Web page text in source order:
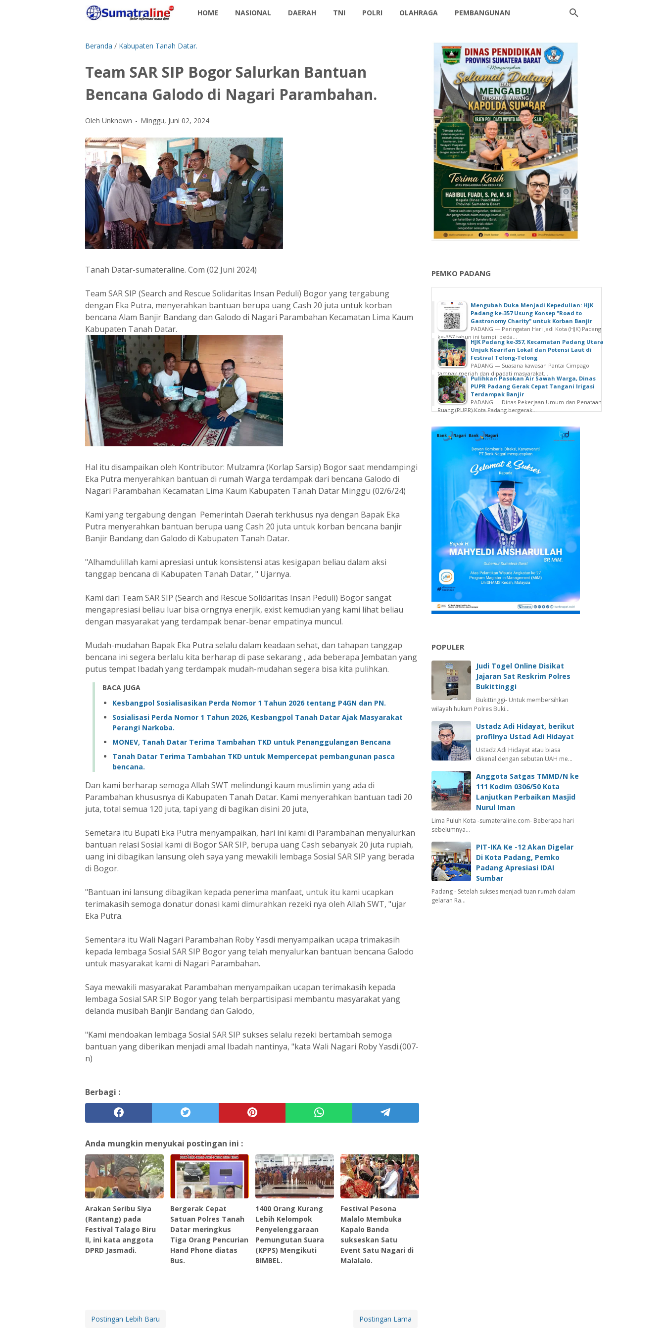
HOME NASIONAL DAERAH TNI POLRI OLAHRAGA PEMBANGUNAN
Beranda / Kabupaten Tanah Datar.
Team SAR SIP Bogor Salurkan Bantuan
Bencana Galodo di Nagari Parambahan.
Oleh Unknown Minggu, Juni 02, 2024
Tanah Datar-sumateraline. Com (02 Juni 2024)
Team SAR SIP (Search and Rescue Solidaritas Insan Peduli) Bogor yang tergabung
dengan Eka Putra, menyerahkan bantuan berupa uang Cash 20 juta untuk korban
bencana Alam Banjir Bandang dan Galodo di Nagari Parambahan Kecamatan Lima Kaum
Kabupaten Tanah Datar.
Hal itu disampaikan oleh Kontributor: Mulzamra (Korlap Sarsip) Bogor saat mendampingi
Eka Putra menyerahkan bantuan di rumah Warga terdampak dari bencana Galodo di
Nagari Parambahan Kecamatan Lima Kaum Kabupaten Tanah Datar Minggu (02/6/24)
Kami yang tergabung dengan Pemerintah Daerah terkhusus nya dengan Bapak Eka
Putra menyerahkan bantuan berupa uang Cash 20 juta untuk korban bencana banjir
Banjir Bandang dan Galodo di Kabupaten Tanah Datar.
"Alhamdulillah kami apresiasi untuk konsistensi atas kesigapan beliau dalam aksi
tanggap bencana di Kabupaten Tanah Datar, " Ujarnya.
Kami dari Team SAR SIP (Search and Rescue Solidaritas Insan Peduli) Bogor sangat
mengapresiasi beliau luar bisa orngnya enerjik, exist kemudian yang kami lihat beliau
dengan masyarakat yang terdampak benar-benar empatinya muncul.
Mudah-mudahan Bapak Eka Putra selalu dalam keadaan sehat, dan tahapan tanggap
bencana ini segera berlalu kita berharap di pase sekarang , ada beberapa Jembatan yang
putus tempat Ibadah yang terdampak mudah-mudahan segera bisa kita pulihkan.
BACA JUGA
Kesbangpol Sosialisasikan Perda Nomor 1 Tahun 2026 tentang P4GN dan PN.
Sosialisasi Perda Nomor 1 Tahun 2026, Kesbangpol Tanah Datar Ajak Masyarakat
Perangi Narkoba.
MONEV, Tanah Datar Terima Tambahan TKD untuk Penanggulangan Bencana
Tanah Datar Terima Tambahan TKD untuk Mempercepat pembangunan pasca
bencana.
Dan kami berharap semoga Allah SWT melindungi kaum muslimin yang ada di
Parambahan khususnya di Kabupaten Tanah Datar. Kami menyerahkan bantuan tadi 20
juta, total semua 120 juta, tapi yang di bagikan disini 20 juta,
Semetara itu Bupati Eka Putra menyampaikan, hari ini kami di Parambahan menyalurkan
bantuan relasi Sosial kami di Bogor SAR SIP, berupa uang Cash sebanyak 20 juta rupiah,
uang ini dibagikan lansung oleh saya yang mewakili lembaga Sosial SAR SIP yang berada
di Bogor.
"Bantuan ini lansung dibagikan kepada penerima manfaat, untuk itu kami ucapkan
terimakasih semoga donatur donasi kami dimurahkan rezeki nya oleh Allah SWT, "ujar
Eka Putra.
Sementara itu Wali Nagari Parambahan Roby Yasdi menyampaikan ucapa trimakasih
kepada lembaga Sosial SAR SIP Bogor yang telah menyalurkan bantuan bencana Galodo
untuk masyarakat kami di Nagari Parambahan.
Saya mewakili masyarakat Parambahan menyampaikan ucapan terimakasih kepada
lembaga Sosial SAR SIP Bogor yang telah berpartisipasi membantu masyarakat yang
delanda musibah Banjir Bandang dan Galodo,
"Kami mendoakan lembaga Sosial SAR SIP sukses selalu rezeki bertambah semoga
bantuan yang diberikan menjadi amal Ibadah nantinya, "kata Wali Nagari Roby Yasdi.(007-
n)
Berbagi :
Anda mungkin menyukai postingan ini :
Arakan Seribu Siya
(Rantang) pada
Festival Talago Biru
II, ini kata anggota
DPRD Jasmadi.
Bergerak Cepat
Satuan Polres Tanah
Datar meringkus
Tiga Orang Pencurian
Hand Phone diatas
Bus.
1400 Orang Kurang
Lebih Kelompok
Penyelenggaraan
Pemungutan Suara
(KPPS) Mengikuti
BIMBEL.
Festival Pesona
Malalo Membuka
Kapalo Banda
sukseskan Satu
Event Satu Nagari di
Malalalo.
Postingan Lebih Baru Postingan Lama
PEMKO PADANG
Mengubah Duka Menjadi Kepedulian: HJK
Padang ke-357 Usung Konsep "Road to
Gastronomy Charity" untuk Korban Banjir
PADANG — Peringatan Hari Jadi Kota (HJK) Padang
ke-357 tahun ini tampil beda...
HJK Padang ke-357, Kecamatan Padang Utara
Unjuk Kearifan Lokal dan Potensi Laut di
Festival Telong-Telong
PADANG — Suasana kawasan Pantai Cimpago
tampak meriah dan dipadati masyarakat...
Pulihkan Pasokan Air Sawah Warga, Dinas
PUPR Padang Gerak Cepat Tangani Irigasi
Terdampak Banjir
PADANG — Dinas Pekerjaan Umum dan Penataan
Ruang (PUPR) Kota Padang bergerak...
POPULER
Judi Togel Online Disikat
Jajaran Sat Reskrim Polres
Bukittinggi
Bukittinggi- Untuk membersihkan
wilayah hukum Polres Buki…
Ustadz Adi Hidayat, berikut
profilnya Ustad Adi Hidayat
Ustadz Adi Hidayat atau biasa
dikenal dengan sebutan UAH me…
Anggota Satgas TMMD/N ke
111 Kodim 0306/50 Kota
Lanjutkan Perbaikan Masjid
Nurul Iman
Lima Puluh Kota -sumateraline.com- Beberapa hari
sebelumnya…
PIT-IKA Ke -12 Akan Digelar
Di Kota Padang, Pemko
Padang Apresiasi IDAI
Sumbar
Padang - Setelah sukses menjadi tuan rumah dalam
gelaran Ra…